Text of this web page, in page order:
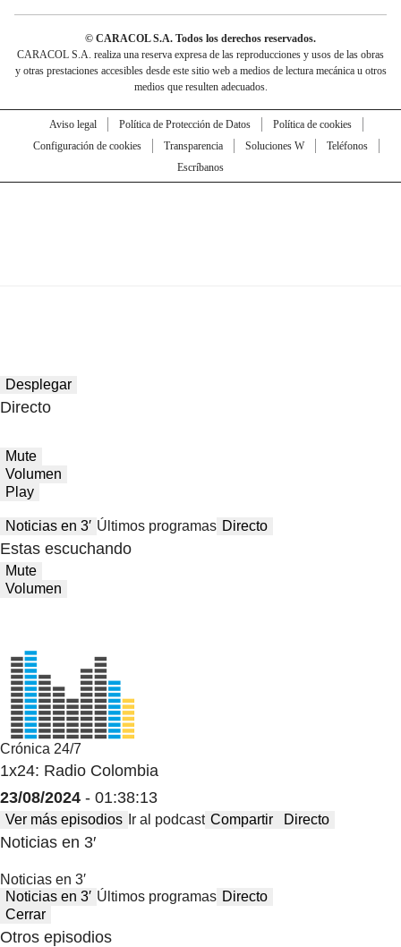
© CARACOL S.A. Todos los derechos reservados.
CARACOL S.A. realiza una reserva expresa de las reproducciones y usos de las obras
y otras prestaciones accesibles desde este sitio web a medios de lectura mecánica u otros
medios que resulten adecuados.
Aviso legal Política de Protección de Datos
Política de cookies
Configuración de cookies
Transparencia Soluciones W
Teléfonos
Escríbanos
Desplegar
Directo
Mute
Volumen
Play
Noticias en 3′ Últimos programas Directo
Estas escuchando
Mute
Volumen
Crónica 24/7
1x24: Radio Colombia
23/08/2024 - 01:38:13
Ver más episodios Ir al podcast Compartir Directo
Noticias en 3′
Noticias en 3′
Noticias en 3′ Últimos programas Directo
Cerrar
Otros episodios